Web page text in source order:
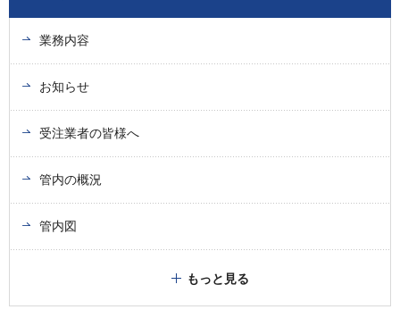
業務内容
お知らせ
受注業者の皆様へ
管内の概況
管内図
もっと見る